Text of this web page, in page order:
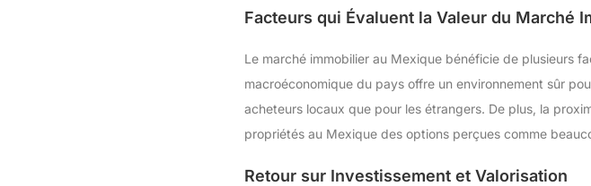
Facteurs qui Évaluent la Valeur du Marché
Le marché immobilier au Mexique bénéficie de plusieurs
macroéconomique du pays offre un environnement sûr
acheteurs locaux que pour les étrangers. De plus, la
propriétés au Mexique des options perçues comme
Retour sur Investissement et Valorisation